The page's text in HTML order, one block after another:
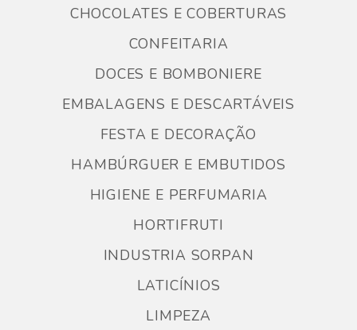
CHOCOLATES E COBERTURAS
CONFEITARIA
DOCES E BOMBONIERE
EMBALAGENS E DESCARTÁVEIS
FESTA E DECORAÇÃO
HAMBÚRGUER E EMBUTIDOS
HIGIENE E PERFUMARIA
HORTIFRUTI
INDUSTRIA SORPAN
LATICÍNIOS
LIMPEZA